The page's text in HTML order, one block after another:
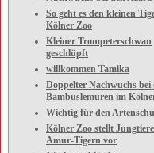
So geht es den kleinen
Kölner Zoo
Kleiner Trompeterschwan
geschlüpft
willkommen Tamika
Doppelter Nachwuchs bei
Bambuslemuren im
Wichtig für den
Kölner Zoo stellt
Amur-Tigern vor